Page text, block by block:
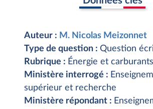
Auteur : M. Nicolas Meizonnet
Type de question : Question
Rubrique : Énergie et carburants
Ministère interrogé :
supérieur et recherche
Ministère répondant :